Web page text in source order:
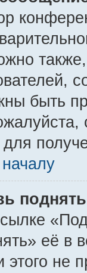
быть
её в
не